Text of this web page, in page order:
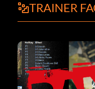
TRAINER